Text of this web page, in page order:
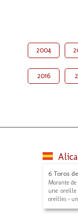
2004
2016
6 Toros
Morante
une
oreilles -